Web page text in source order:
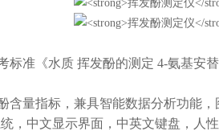
标准《水质 挥发酚的测定 4-氨基安
指标，兼具智能数据分析功能，
，中文显示界面，中英文键盘，人